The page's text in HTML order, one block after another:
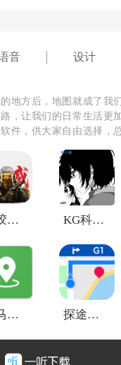
音 设计
地方后，地图就成了我
，让我们的日常生活更
件，供大家自由选择，
三胶州红狼直装 KG科技辅助器
白马地图 探途离线地图中文版